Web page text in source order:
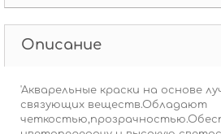
Описание
'Акварельные краски на основе
связующих веществ.Обладают